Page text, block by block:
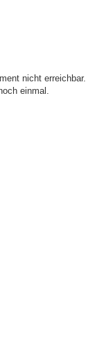
nicht erreichbar.
einmal.